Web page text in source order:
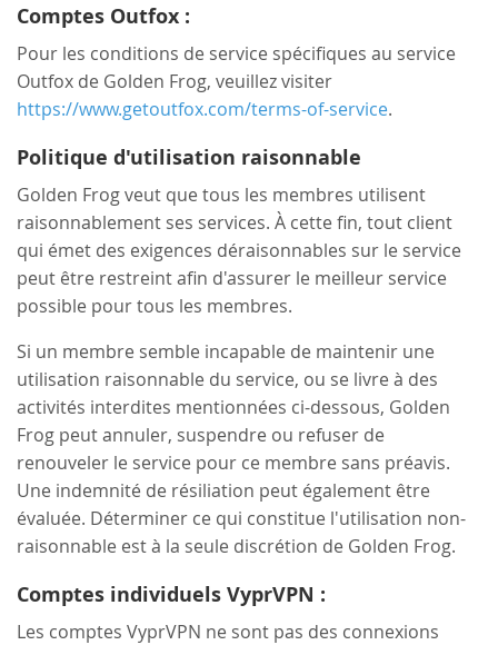
Comptes Outfox :
Pour les conditions de service spécifiques au service
Outfox de Golden Frog, veuillez visiter
https://www.getoutfox.com/terms-of-service.
Politique d'utilisation raisonnable
Golden Frog veut que tous les membres utilisent
raisonnablement ses services. À cette fin, tout client
qui émet des exigences déraisonnables sur le service
peut être restreint afin d'assurer le meilleur service
possible pour tous les membres.
Si un membre semble incapable de maintenir une
utilisation raisonnable du service, ou se livre à des
activités interdites mentionnées ci-dessous, Golden
Frog peut annuler, suspendre ou refuser de
renouveler le service pour ce membre sans préavis.
Une indemnité de résiliation peut également être
évaluée. Déterminer ce qui constitue l'utilisation non-
raisonnable est à la seule discrétion de Golden Frog.
Comptes individuels VyprVPN :
Les comptes VyprVPN ne sont pas des connexions